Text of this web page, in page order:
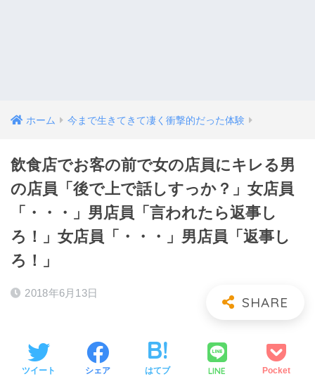
ホーム 今まで生きてきて凄く衝撃的だった体験
飲食店でお客の前で女の店員にキレる男
の店員「後で上で話しすっか？」女店員
「・・・」男店員「言われたら返事し
ろ！」女店員「・・・」男店員「返事し
ろ！」
2018年6月13日
ツイート シェア はてブ LINE Pocket